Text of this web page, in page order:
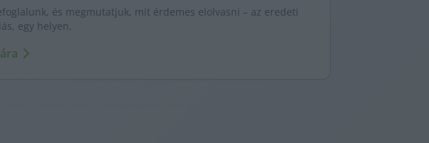
és megmutatjuk, mit érdemes elolvasni – az eredeti
egy helyen.